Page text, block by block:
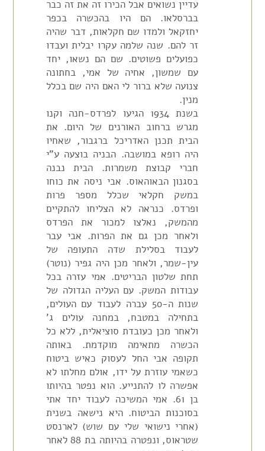
עדיין נשואים אבל הכירו זה את זה כבר
בברסלאו. הם היו בהכשרה בכפר
יחזקאל ולמדו שם חקלאות, דבר שהיה
זר להם. שנה שלמה עקרו יבלית ועבדו
כפועלים פשוטים. שם הם נשאו, יחד
עם שמשון, אחיה של אמי, בחתונה
צנועה שלא ברור לי האם היה שם בכלל
מנין.
בשנת 1934 הגיעו לפרדס-חנה וקנו
מגרש ברחוב האורנים של היום. את
הבית תכנן האדריכל ברגבור, שאחיו
היה רופא במושבה. הבניה בוצעה ע"י
חברי קבוצת משמרות. הבית נבנה
בסגנון הבאוהאוס. אבי ניסה את כוחו
במשק חקלאי שכלל מספר פרות
ופרדס. כנראה לא הצליחו להתקיים
מהמשק, נאלצו למכור את הפרדס
ולאחר מכן גם את הפרות. אבי עבר
לעבוד בסלילת שדה התעופה של
עין-שמר, ולאחר מכן היה גפיר (נוטר)
תחת שלטון הבריטים. אמי עזרה בכל
עבודות המשק. עם העליה הגדולה של
שנות ה-50 עברה לעבוד עם העולים,
בתחילה במטבח, במחנה עולים ג'
ולאחר מכן כעובדת סוציאלית, ללא כל
הכשרה מתאימה מוקדמת. באותה
תקופה אבי החל לעסוק כאיש ביטוח
כשאמי עוזרת על ידו, אולם מחלתו לא
אפשרה לו להתנייע. הוא נפטר בהיותו
בן 61. אמי המשיכה לעבוד יחד אתי
בסוכנות הביטוח. היא נישאה בשנית
(אחרי נישואי שלי עם שוש) לארנסט
שטראוס, ונפטרה בהיותה בת 88 לאחר